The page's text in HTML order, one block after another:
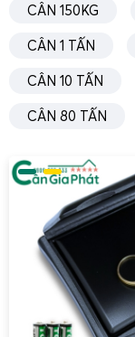
Cân xe nâng tay
xuất có nhu cầu
xe nâng tay
vận hành nâng
công.
Cân xe nâng
mại và kiểm
sạc dung lượng
thị rõ trong kho
phanh, cách
cân để bảo vệ
CÂN 150KG
CÂN 1 TẤN
CÂN 10 TẤN
CÂN 80 TẤN